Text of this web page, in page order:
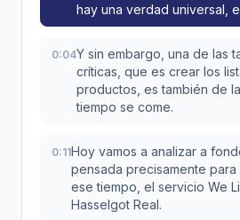
hay una verdad universal,
0:04Y sin embargo, una de las
críticas, que es crear los
productos, es también de
tiempo se come.
0:11Hoy vamos a analizar a
pensada precisamente
ese tiempo, el servicio We
Hasselgot Real.